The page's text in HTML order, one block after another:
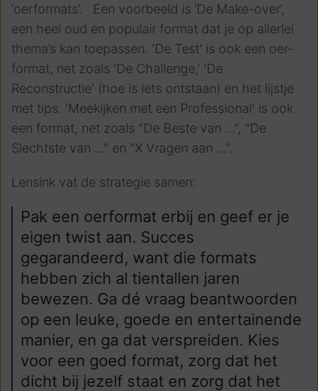
‘oerformats’. Een voorbeeld is ‘De Make-over’,
een heel oud en populair format dat je op allerlei
thema’s kan toepassen. 'De Test' is ook een oer-
format, net zoals 'De Challenge,' 'De
Reconstructie' (hoe is iets ontstaan) en het lijstje
met tips. 'Meekijken met een Professional' is ook
een format, net zoals "De Beste van …", "De
Slechtste van …" en "X Vragen aan ...".
Lensink vat de strategie samen:
Pak een oerformat erbij en geef er je
eigen twist aan. Succes
gegarandeerd, want die formats
hebben zich al tientallen jaren
bewezen. Ga dé vraag beantwoorden
op een leuke, goede en entertainende
manier, en ga dat verspreiden. Kies
voor een goed format, zorg dat het
dicht bij jezelf staat en zorg dat het